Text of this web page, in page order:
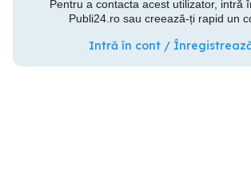
Pentru a contacta acest utilizator, intră
Publi24.ro sau creează-ți rapid un
Intră în cont /